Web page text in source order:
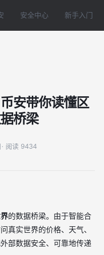
安全中心 新手入门
安带你读懂区
桥梁
· 阅读 9434
的数据桥梁。由于智能合
真实世界的价格、天气、
部数据安全、可靠地传递